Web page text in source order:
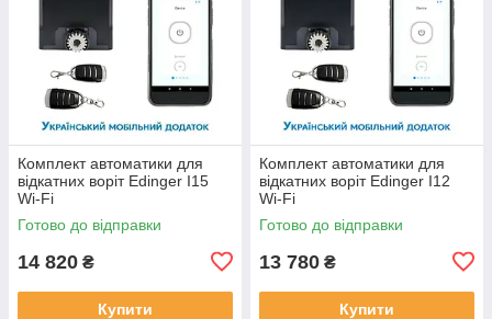
Комплект автоматики для
відкатних воріт Edinger I15
Wi-Fi
Готово до відправки
14 820 ₴
Купити
Комплект автоматики для
відкатних воріт Edinger I12
Wi-Fi
Готово до відправки
13 780 ₴
Купити